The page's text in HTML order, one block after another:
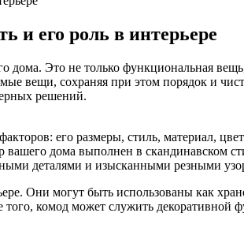
и его роль в интерьере
дома. Это не только функциональная
вещи, сохраняя при этом порядок и
решений.
его размеры, стиль, материал,
вашего дома выполнен в
деталями и изысканными резными
Они могут быть использованы как
комод может служить